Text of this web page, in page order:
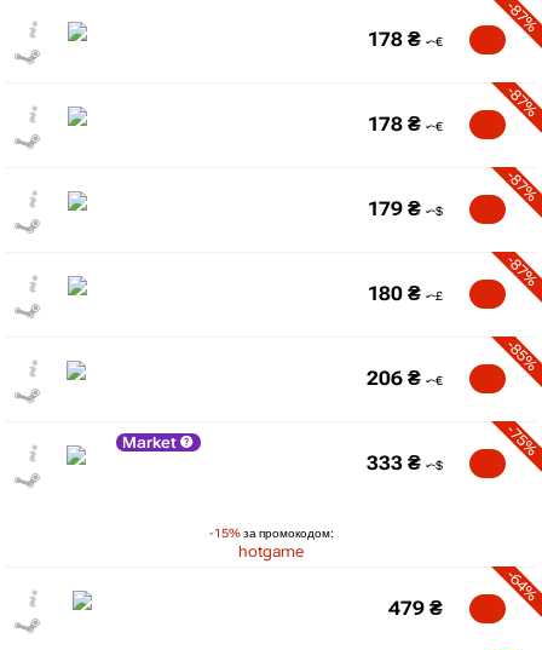
-87%
178 ₴
-87%
178 ₴
-87%
179 ₴
-87%
180 ₴
-85%
206 ₴
Market
-15%за промокодом:
hotgame
-75%
333 ₴
-64%
479 ₴